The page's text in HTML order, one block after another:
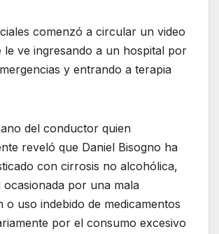
comenzó a circular un video
le ve ingresando a un hospital por
y entrando a terapia
del conductor quien
reveló que Daniel Bisogno ha
con cirrosis no alcohólica,
ocasionada por una mala
o uso indebido de medicamentos
por el consumo excesivo